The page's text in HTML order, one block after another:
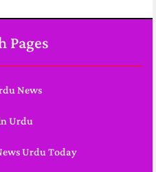
Pages
News
Urdu
Urdu Today